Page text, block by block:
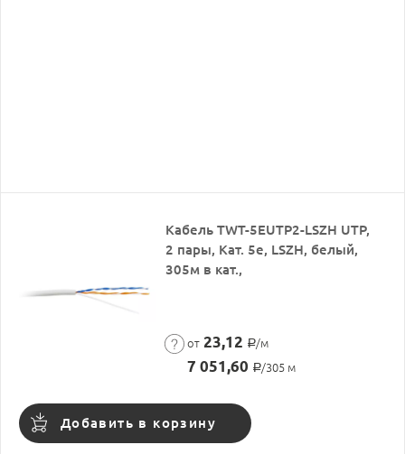
Кабель TWT-5EUTP2-LSZH UTP,
2 пары, Кат. 5e, LSZH, белый,
305м в кат.,
от 23,12 Р/м
7 051,60 Р/305 м
Добавить в корзину